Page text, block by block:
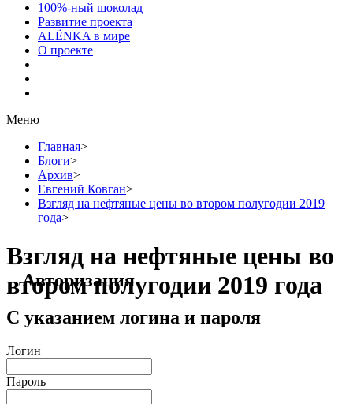
100%-ный шоколад
Развитие проекта
ALЁNKA в мире
О проекте
Меню
Главная>
Блоги>
Архив>
Евгений Ковган>
Взгляд на нефтяные цены во втором полугодии 2019
года>
Взгляд на нефтяные цены во
втором полугодии 2019 года
Авторизация
С указанием логина и пароля
Логин
Пароль